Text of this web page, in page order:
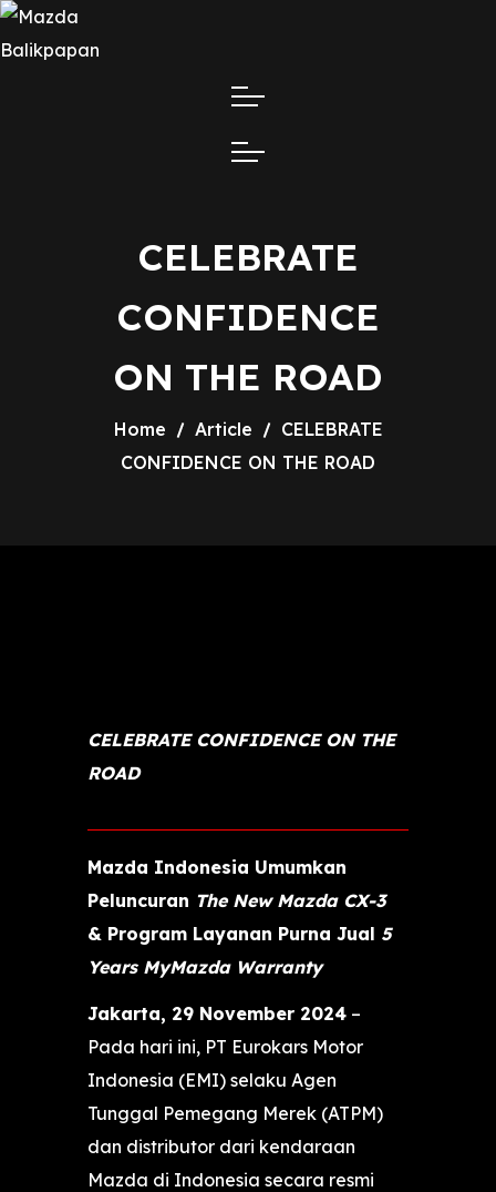
CELEBRATE
CONFIDENCE
ON THE ROAD
Home Article
CELEBRATE
CONFIDENCE ON THE ROAD
CELEBRATE CONFIDENCE ON THE
ROAD
Mazda Indonesia Umumkan
Peluncuran The New Mazda CX-3
& Program Layanan Purna Jual 5
Years MyMazda Warranty
Jakarta, 29 November 2024 –
Pada hari ini, PT Eurokars Motor
Indonesia (EMI) selaku Agen
Tunggal Pemegang Merek (ATPM)
dan distributor dari kendaraan
Mazda di Indonesia secara resmi